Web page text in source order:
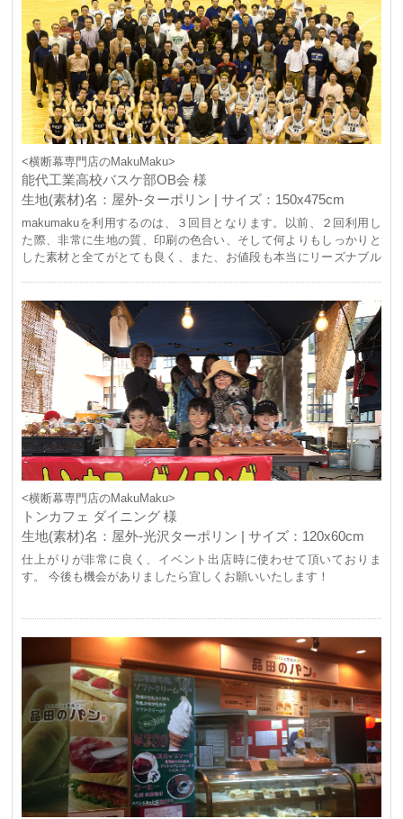
<横断幕専門店のMakuMaku>
能代工業高校バスケ部OB会 様
生地(素材)名：屋外-ターポリン | サイズ：150x475cm
makumakuを利用するのは、３回目となります。以前、２回利用し
た際、非常に生地の質、印刷の色合い、そして何よりもしっかりと
した素材と全てがとても良く、また、お値段も本当にリーズナブル
スケで有名な能代工業高校バスケ部が全国大会で初優勝したのが昭
和42年(1967年)のことでした。その年から、今年で50年目の節目を
迎え、かつてのOBが集結、また、全国各地のプロチームで活躍する
OB選手も集結し、盛大なイベントが開催されました。 その際、一
番メインとなる場所に、このターポリン幕を使用させていただきま
した。開催までの間、会場となった能代市総合体育館の外に２週間
ほど、掲示しました。海際の非常に風の強い場所で、雨風も多かっ
たのですが、しっかりとした生地で全く問題なく掲示することが出
来ました。 今までは、その場所は、板看板しか設置したことがない
場所だったので、今回、初めてmakumakuさんで製作したターポリ
ンを設置したところ、色々な方面から大変好評で、以後、このよう
なイベントの際には、またお願いしようということになりました。
イベントに大活躍したターポリン幕、本当にありがとうございまし
た！
<横断幕専門店のMakuMaku>
トンカフェ ダイニング 様
生地(素材)名：屋外-光沢ターポリン | サイズ：120x60cm
仕上がりが非常に良く、イベント出店時に使わせて頂いておりま
す。 今後も機会がありましたら宜しくお願いいたします！